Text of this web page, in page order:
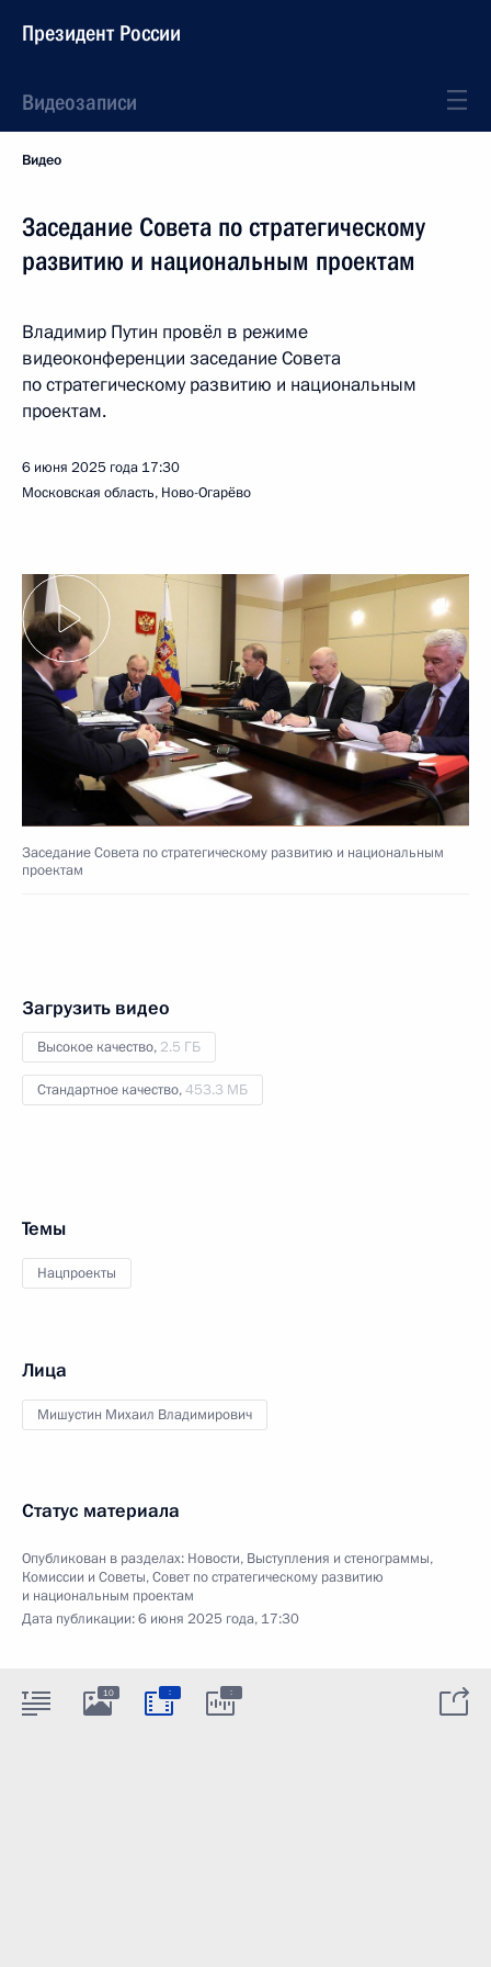
Президент России
Видеозаписи
Видео
Заседание Совета по стратегическому
развитию и национальным проектам
Владимир Путин провёл в режиме
видеоконференции заседание Совета
по стратегическому развитию и национальным
проектам.
6 июня 2025 года 17:30
Московская область, Ново-Огарёво
Заседание Совета по стратегическому развитию и национальным
проектам
Загрузить видео
Высокое качество, 2.5 ГБ
Стандартное качество,453.3 МБ
Темы
Нацпроекты
Лица
Мишустин Михаил Владимирович
Статус материала
Опубликован в разделах: Новости, Выступления и стенограммы,
Комиссии и Советы,Совет по стратегическому развитию
и национальным проектам
Дата публикации:6 июня 2025 года, 17:30
10 : :